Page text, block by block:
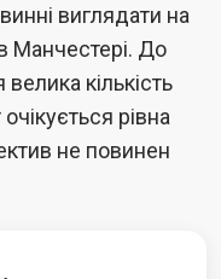
виглядати на
Манчестері. До
кількість
рівна
не повинен